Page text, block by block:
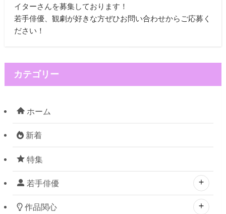
イターさんを募集しております！
若手俳優、観劇が好きな方ぜひお問い合わせからご応募く
ださい！
カテゴリー
ホーム
新着
特集
若手俳優
作品関心